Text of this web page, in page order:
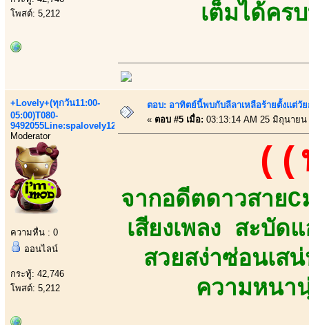
โพสต์: 5,212
เต็มได้ค
+Lovely+(ทุกวัน11:00-
05:00)T080-
9492055Line:spalovely123
Moderator
ความหื่น : 0
ออนไลน์
กระทู้: 42,746
โพสต์: 5,212
ตอบ: อาทิตย์นี้พบกับลีลาเหลือร้ายตั้งแต่วั
« ตอบ #5 เมื่อ: 03:13:14 AM 25 มิถุนายน
((
จากอดีตดาวสาย
เสียงเพลง สะบัด
สวยสง่าซ่อนเส
ความหนา